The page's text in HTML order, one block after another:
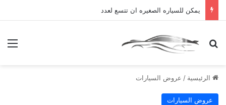
يمكن للسياره الصغيره ان تتسع لعدد
بحث عن
الرئيسية / عروض السيارات
عروض السيارات